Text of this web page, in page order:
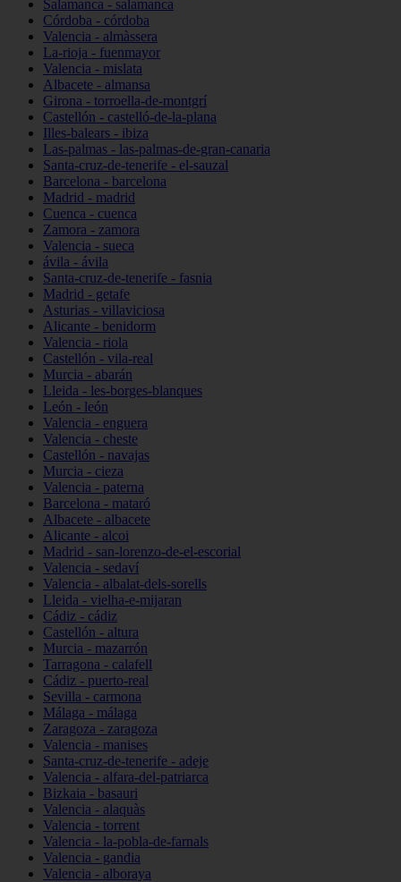
Salamanca - salamanca
Córdoba - córdoba
Valencia - almàssera
La-rioja - fuenmayor
Valencia - mislata
Albacete - almansa
Girona - torroella-de-montgrí
Castellón - castelló-de-la-plana
Illes-balears - ibiza
Las-palmas - las-palmas-de-gran-canaria
Santa-cruz-de-tenerife - el-sauzal
Barcelona - barcelona
Madrid - madrid
Cuenca - cuenca
Zamora - zamora
Valencia - sueca
ávila - ávila
Santa-cruz-de-tenerife - fasnia
Madrid - getafe
Asturias - villaviciosa
Alicante - benidorm
Valencia - riola
Castellón - vila-real
Murcia - abarán
Lleida - les-borges-blanques
León - león
Valencia - enguera
Valencia - cheste
Castellón - navajas
Murcia - cieza
Valencia - paterna
Barcelona - mataró
Albacete - albacete
Alicante - alcoi
Madrid - san-lorenzo-de-el-escorial
Valencia - sedaví
Valencia - albalat-dels-sorells
Lleida - vielha-e-mijaran
Cádiz - cádiz
Castellón - altura
Murcia - mazarrón
Tarragona - calafell
Cádiz - puerto-real
Sevilla - carmona
Málaga - málaga
Zaragoza - zaragoza
Valencia - manises
Santa-cruz-de-tenerife - adeje
Valencia - alfara-del-patriarca
Bizkaia - basauri
Valencia - alaquàs
Valencia - torrent
Valencia - la-pobla-de-farnals
Valencia - gandia
Valencia - alboraya